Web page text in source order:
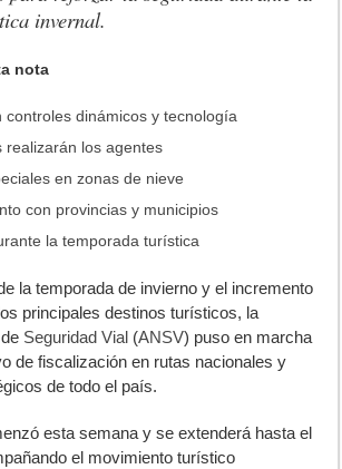
invernal.
nota
controles dinámicos y tecnología
realizarán los agentes
en zonas de nieve
con provincias y municipios
la temporada turística
la temporada de invierno y el incremento
principales destinos turísticos, la
Seguridad Vial (ANSV) puso en marcha
de fiscalización en rutas nacionales y
de todo el país.
esta semana y se extenderá hasta el
el movimiento turístico